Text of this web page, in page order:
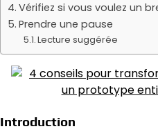
Vérifiez si vous voulez un
Prendre une pause
Lecture suggérée
Introduction